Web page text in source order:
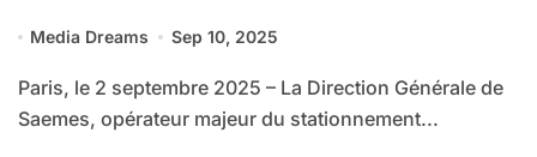
Media Dreams Sep 10, 2025
Paris, le 2 septembre 2025 – La Direction Générale de
Saemes, opérateur majeur du stationnement...